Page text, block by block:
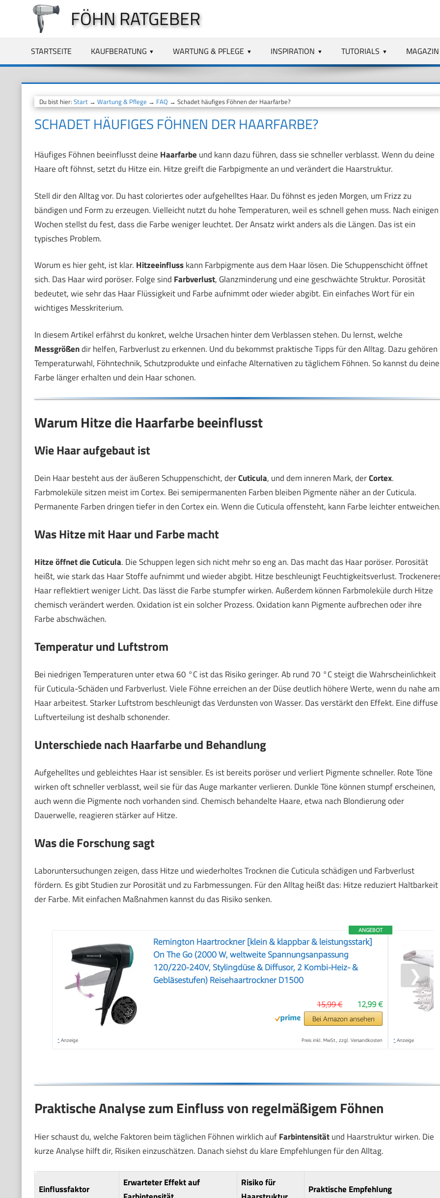
springen
FÖHN RATGEBER
STARTSEITE KAUFBERATUNG WARTUNG & PFLEGE INSPIRATION TUTORIALS MAGAZIN
Du bist hier: Start→ Wartung & Pflege → FAQ → Schadet häufiges Föhnen der Haarfarbe?
SCHADET HÄUFIGES FÖHNEN DER HAARFARBE?
Häufiges Föhnen beeinflusst deine Haarfarbe und kann dazu führen, dass sie schneller verblasst. Wenn du deine
Haare oft föhnst, setzt du Hitze ein. Hitze greift die Farbpigmente an und verändert die Haarstruktur.
Stell dir den Alltag vor. Du hast coloriertes oder aufgehelltes Haar. Du föhnst es jeden Morgen, um Frizz zu
bändigen und Form zu erzeugen. Vielleicht nutzt du hohe Temperaturen, weil es schnell gehen muss. Nach einigen
Wochen stellst du fest, dass die Farbe weniger leuchtet. Der Ansatz wirkt anders als die Längen. Das ist ein
typisches Problem.
Worum es hier geht, ist klar. Hitzeeinflusskann Farbpigmente aus dem Haar lösen. Die Schuppenschicht öffnet
sich. Das Haar wird poröser. Folge sind Farbverlust, Glanzminderung und eine geschwächte Struktur. Porosität
bedeutet, wie sehr das Haar Flüssigkeit und Farbe aufnimmt oder wieder abgibt. Ein einfaches Wort für ein
wichtiges Messkriterium.
In diesem Artikel erfährst du konkret, welche Ursachen hinter dem Verblassen stehen. Du lernst, welche
Messgrößendir helfen, Farbverlust zu erkennen. Und du bekommst praktische Tipps für den Alltag. Dazu gehören
Temperaturwahl, Föhntechnik, Schutzprodukte und einfache Alternativen zu täglichem Föhnen. So kannst du deine
Farbe länger erhalten und dein Haar schonen.
Warum Hitze die Haarfarbe beeinflusst
Wie Haar aufgebaut ist
Dein Haar besteht aus der äußeren Schuppenschicht, derCuticula, und dem inneren Mark, derCortex.
Farbmoleküle sitzen meist im Cortex. Bei semipermanenten Farben bleiben Pigmente näher an der Cuticula.
Permanente Farben dringen tiefer in den Cortex ein. Wenn die Cuticula offensteht, kann Farbe leichter entweichen.
Was Hitze mit Haar und Farbe macht
Hitze öffnet die Cuticula. Die Schuppen legen sich nicht mehr so eng an. Das macht das Haar poröser. Porosität
heißt, wie stark das Haar Stoffe aufnimmt und wieder abgibt. Hitze beschleunigt Feuchtigkeitsverlust.
Haar reflektiert weniger Licht. Das lässt die Farbe stumpfer wirken. Außerdem können Farbmoleküle durch Hitze
chemisch verändert werden. Oxidation ist ein solcher Prozess. Oxidation kann Pigmente aufbrechen oder ihre
Farbe abschwächen.
Temperatur und Luftstrom
Bei niedrigen Temperaturen unter etwa 60 °C ist das Risiko geringer. Ab rund 70 °C steigt die Wahrscheinlichkeit
für Cuticula-Schäden und Farbverlust. Viele Föhne erreichen an der Düse deutlich höhere Werte, wenn du nahe am
Haar arbeitest. Starker Luftstrom beschleunigt das Verdunsten von Wasser. Das verstärkt den Effekt. Eine diffuse
Luftverteilung ist deshalb schonender.
Unterschiede nach Haarfarbe und Behandlung
Aufgehelltes und gebleichtes Haar ist sensibler. Es ist bereits poröser und verliert Pigmente schneller. Rote Töne
wirken oft schneller verblasst, weil sie für das Auge markanter verlieren. Dunkle Töne können stumpf erscheinen,
auch wenn die Pigmente noch vorhanden sind. Chemisch behandelte Haare, etwa nach Blondierung oder
Dauerwelle, reagieren stärker auf Hitze.
Was die Forschung sagt
Laboruntersuchungen zeigen, dass Hitze und wiederholtes Trocknen die Cuticula schädigen und Farbverlust
fördern. Es gibt Studien zur Porosität und zu Farbmessungen. Für den Alltag heißt das: Hitze reduziert Haltbarkeit
der Farbe. Mit einfachen Maßnahmen kannst du das Risiko senken.
ANGEBOT
Remington Haartrockner [klein & klappbar & leistungsstark]
On The Go (2000 W, weltweite Spannungsanpassung
120/220-240V, Stylingdüse & Diffusor, 2 Kombi-Heiz- &
Gebläsestufen) Reisehaartrockner D1500
12,99 €
15,99 €
Bei Amazon ansehen
* Anzeige Preis inkl. MwSt., zzgl. Versandkosten * Anzeige
❯
Praktische Analyse zum Einfluss von regelmäßigem Föhnen
Hier schaust du, welche Faktoren beim täglichen Föhnen wirklich aufFarbintensitätund Haarstruktur wirken. Die
kurze Analyse hilft dir, Risiken einzuschätzen. Danach siehst du klare Empfehlungen für den Alltag.
Einflussfaktor
Erwarteter Effekt auf
Risiko für
Praktische Empfehlung